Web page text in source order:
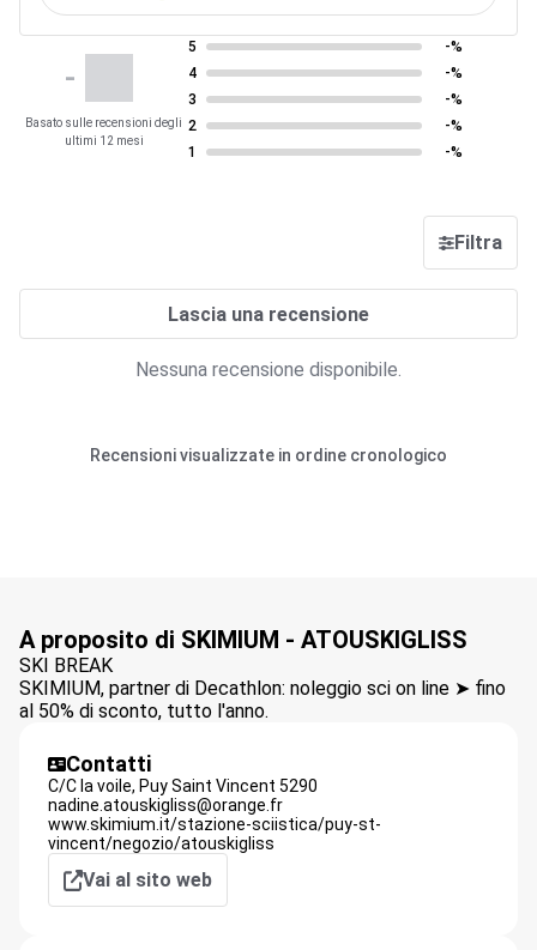
-
Basato sulle recensioni degli
ultimi 12 mesi
5
-%
4
-%
3
-%
2
-%
1
-%
Filtra
Lascia una recensione
Nessuna recensione disponibile.
Recensioni visualizzate in ordine cronologico
A proposito di SKIMIUM - ATOUSKIGLISS
SKI BREAK
SKIMIUM, partner di Decathlon: noleggio sci on line ➤ fino
al 50% di sconto, tutto l'anno.
Contatti
C/C la voile, Puy Saint Vincent 5290
nadine.atouskigliss@orange.fr
www.skimium.it/stazione-sciistica/puy-st-
vincent/negozio/atouskigliss
Vai al sito web